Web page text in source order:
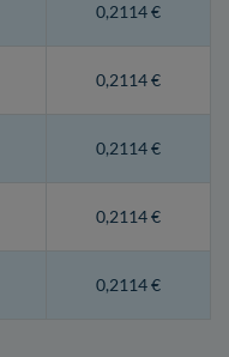
0,2114 €
0,2114 €
0,2114 €
0,2114 €
0,2114 €